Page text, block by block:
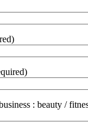
: beauty /